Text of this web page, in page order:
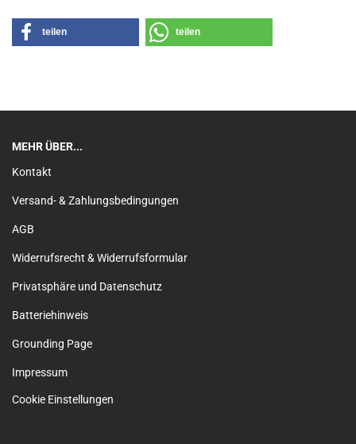
teilen teilen
MEHR ÜBER...
Kontakt
Versand- & Zahlungsbedingungen
AGB
Widerrufsrecht & Widerrufsformular
Privatsphäre und Datenschutz
Batteriehinweis
Grounding Page
Impressum
Cookie Einstellungen